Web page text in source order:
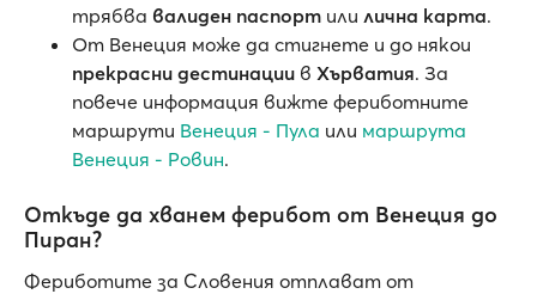
трябва валиден паспорт или лична карта.
От Венеция може да стигнете и до някои
прекрасни дестинации в Хърватия. За
повече информация вижте фериботните
маршрути Венеция - Пула или маршрута
Венеция - Ровин.
Откъде да хванем ферибот от Венеция до
Пиран?
Фериботите за Словения отплават от